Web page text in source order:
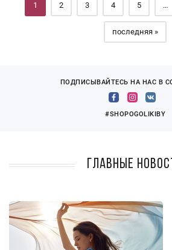
1 2 3 4 5 …
последняя »
ПОДПИСЫВАЙТЕСЬ НА НАС В
#SHOPOGOLIKIBY
Главные